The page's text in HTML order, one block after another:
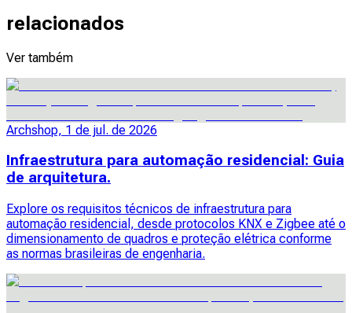
relacionados
Ver também
Archshop, 1 de jul. de 2026
Infraestrutura para automação residencial: Guia
de arquitetura.
Explore os requisitos técnicos de infraestrutura para
automação residencial, desde protocolos KNX e Zigbee até o
dimensionamento de quadros e proteção elétrica conforme
as normas brasileiras de engenharia.